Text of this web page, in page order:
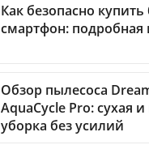
Как безопасно купить
смартфон: подробная
Обзор пылесоса
AquaCycle Pro: сухая
уборка без усилий